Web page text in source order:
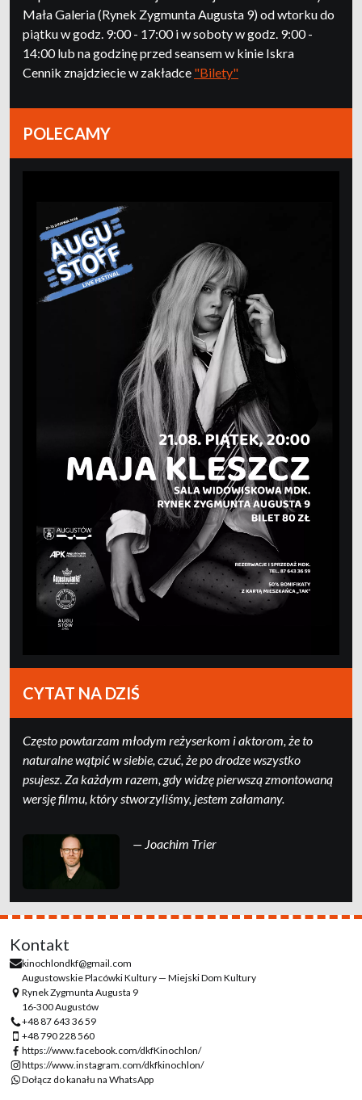
Mała Galeria (Rynek Zygmunta Augusta 9) od wtorku do
piątku w godz. 9:00 - 17:00 i w soboty w godz. 9:00 -
14:00 lub na godzinę przed seansem w kinie Iskra
Cennik znajdziecie w zakładce "Bilety"
POLECAMY
CYTAT NA DZIŚ
Często powtarzam młodym reżyserkom i aktorom, że to
naturalne wątpić w siebie, czuć, że po drodze wszystko
psujesz. Za każdym razem, gdy widzę pierwszą zmontowaną
wersję filmu, który stworzyliśmy, jestem załamany.
— Joachim Trier
Kontakt
kinochlondkf@gmail.com
Augustowskie Placówki Kultury — Miejski Dom Kultury
Rynek Zygmunta Augusta 9
16-300 Augustów
+48 87 643 36 59
+48 790 228 560
https://www.facebook.com/dkfKinochlon/
https://www.instagram.com/dkfkinochlon/
Dołącz do kanału na WhatsApp